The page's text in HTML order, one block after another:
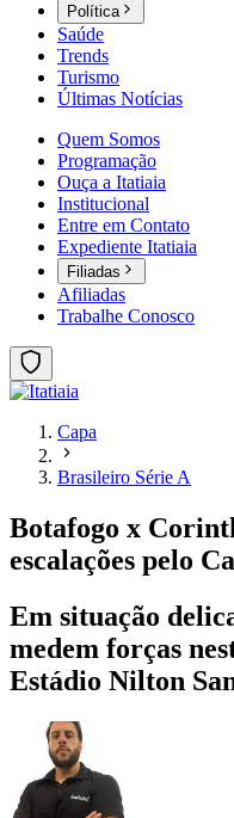
Política
Saúde
Trends
Turismo
Últimas Notícias
Quem Somos
Programação
Ouça a Itatiaia
Institucional
Entre em Contato
Expediente Itatiaia
Filiadas
Afiliadas
Trabalhe Conosco
Capa
Brasileiro Série A
Botafogo x
escalações pelo
Em situação
medem forças
Estádio Nilton